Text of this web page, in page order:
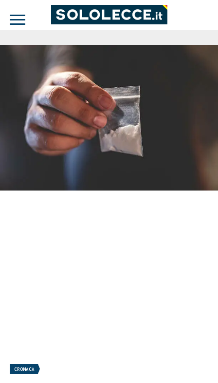
CRONACA